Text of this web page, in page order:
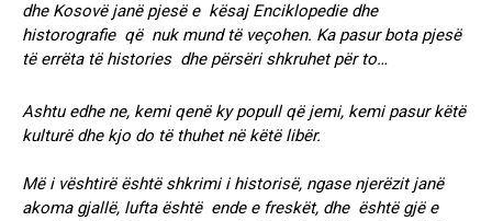
dhe Kosovë janë pjesë e kësaj Enciklopedie dhe
historografie që nuk mund të veçohen. Ka pasur bota pjesë
të errëta të histories dhe përsëri shkruhet për to…
Ashtu edhe ne, kemi qenë ky popull që jemi, kemi pasur këtë
kulturë dhe kjo do të thuhet në këtë libër.
Më i vështirë është shkrimi i historisë, ngase njerëzit janë
akoma gjallë, lufta është ende e freskët, dhe është gjë e